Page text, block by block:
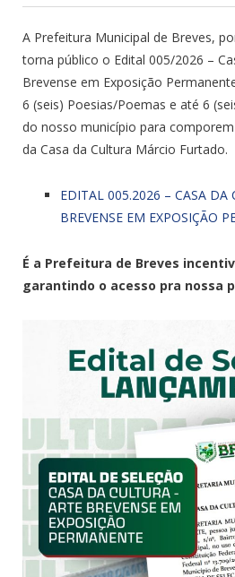
A Prefeitura Municipal de Breves,
torna público o Edital 005/2026 –
Brevense em Exposição
6 (seis) Poesias/Poemas e até 6
do nosso município para
da Casa da Cultura Márcio Furtado.
EDITAL 005.2026 – CASA DA
BREVENSE EM EXPOSIÇÃO
É a Prefeitura de Breves
garantindo o acesso pra nossa